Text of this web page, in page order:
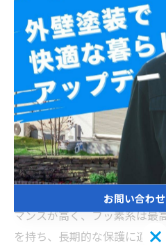
計画の立て方ガイド
市川市での外壁塗装は、住
風雨や紫外線から建物を守り
要です。代表的な塗料にはア
リコン系、フッ素系があり、
ンスのしやすさが異なります
安価で施工も簡単ですが、耐
ン系は伸縮性に優れ、ひび割
す。シリコン系は耐久性と防
マンスが高く、フッ素系は最
を持ち、長期的な保護に適し
お問い合わせ
お問い合わ